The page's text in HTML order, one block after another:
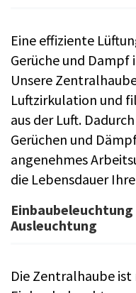
Eine effiziente
Gerüche und Dampf
Unsere
Luftzirkulation und
aus der Luft.
Gerüchen und
angenehmes
die Lebensdauer
Ausleuchtung
Die Zentralhaube